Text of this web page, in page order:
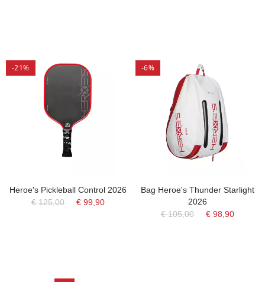
-21%
Heroe's Pickleball Control 2026
€ 125,00
€ 99,90
-6%
Bag Heroe's Thunder Starlight
2026
€ 105,00
€ 98,90